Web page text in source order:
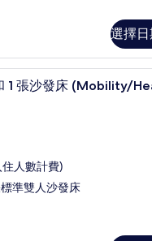
選擇
55-吋智慧型電視
1 張沙發床 (Mobility/
人數計費)
準雙人沙發床